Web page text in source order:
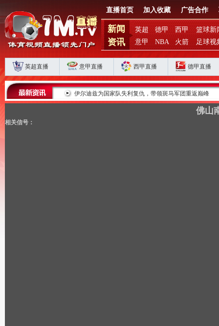
直播首页 加入收藏 广告合作
新闻
资讯
英超 德甲 西甲
篮球新
意甲
NBA 火箭 足球视
英超直播 意甲直播 西甲直播 德甲直播
扣分时代生存 伊尔迪兹为国家队失利复仇，带领斑马军团重返巅峰
佛山
相关信号：